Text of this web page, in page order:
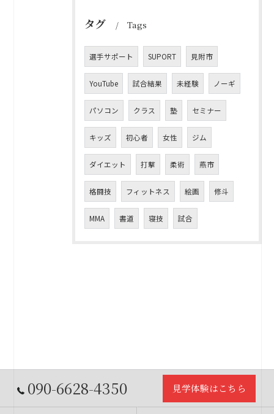
タグ Tags
選手サポート SUPORT 見附市
YouTube 試合結果 未経験 ノーギ
パソコン クラス 塾 セミナー
キッズ 初心者 女性 ジム
ダイエット 打撃 柔術 燕市
格闘技 フィットネス 絵画 修斗
MMA 書道 寝技 試合
090-6628-4350 見学体験はこちら